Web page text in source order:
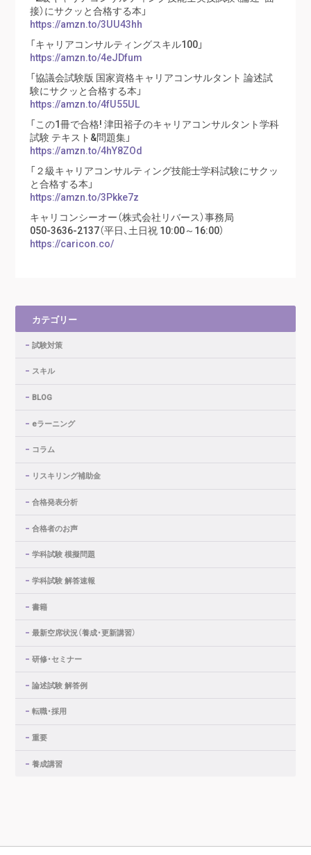
接）にサクッと合格する本」
https://amzn.to/3UU43hh
「キャリアコンサルティングスキル100」
https://amzn.to/4eJDfum
「協議会試験版 国家資格キャリアコンサルタント 論述試
験にサクッと合格する本」
https://amzn.to/4fU55UL
「この1冊で合格! 津田裕子のキャリアコンサルタント学科
試験 テキスト&問題集」
https://amzn.to/4hY8ZOd
「２級キャリアコンサルティング技能士学科試験にサクッ
と合格する本」
https://amzn.to/3Pkke7z
キャリコンシーオー（株式会社リバース）事務局
050-3636-2137（平日、土日祝 10:00～16:00）
https://caricon.co/
カテゴリー
試験対策
スキル
BLOG
eラーニング
コラム
リスキリング補助金
合格発表分析
合格者のお声
学科試験 模擬問題
学科試験 解答速報
書籍
最新空席状況（養成・更新講習）
研修・セミナー
論述試験 解答例
転職・採用
重要
養成講習